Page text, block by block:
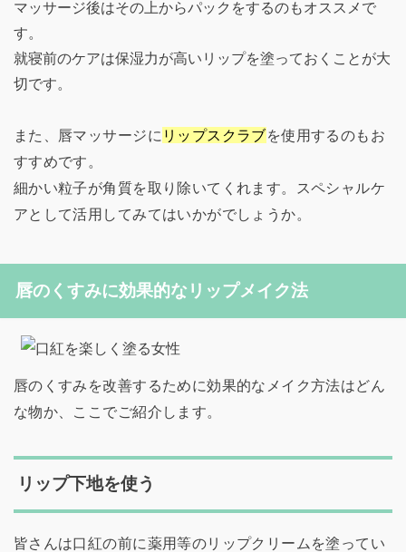
マッサージ後はその上からパックをするのもオススメで
す。
就寝前のケアは保湿力が高いリップを塗っておくことが大
切です。
また、唇マッサージに リップスクラブを使用するのもお
すすめです。
細かい粒子が角質を取り除いてくれます。スペシャルケ
アとして活用してみてはいかがでしょうか。
唇のくすみに効果的なリップメイク法
唇のくすみを改善するために効果的なメイク方法はどん
な物か、ここでご紹介します。
リップ下地を使う
皆さんは口紅の前に薬用等のリップクリームを塗ってい